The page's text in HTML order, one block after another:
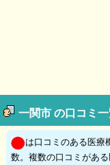
一関市 の口コミ
は口コミのある医療
数。複数の口コミがある